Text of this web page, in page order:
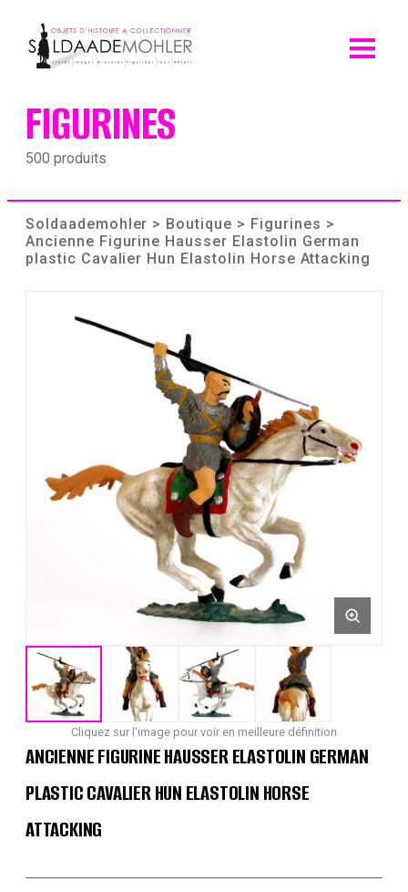
content
FIGURINES
500 produits
Soldaademohler > Boutique > Figurines >
Ancienne Figurine Hausser Elastolin German
plastic Cavalier Hun Elastolin Horse Attacking
Cliquez sur l'image pour voir en meilleure définition
ANCIENNE FIGURINE HAUSSER ELASTOLIN GERMAN
PLASTIC CAVALIER HUN ELASTOLIN HORSE
ATTACKING